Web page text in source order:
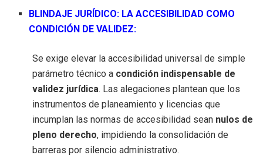
BLINDAJE JURÍDICO: LA ACCESIBILIDAD COMO
CONDICIÓN DE VALIDEZ:
Se exige elevar la accesibilidad universal de simple
parámetro técnico a condición indispensable de
validez jurídica. Las alegaciones plantean que los
instrumentos de planeamiento y licencias que
incumplan las normas de accesibilidad sean nulos de
pleno derecho, impidiendo la consolidación de
barreras por silencio administrativo.